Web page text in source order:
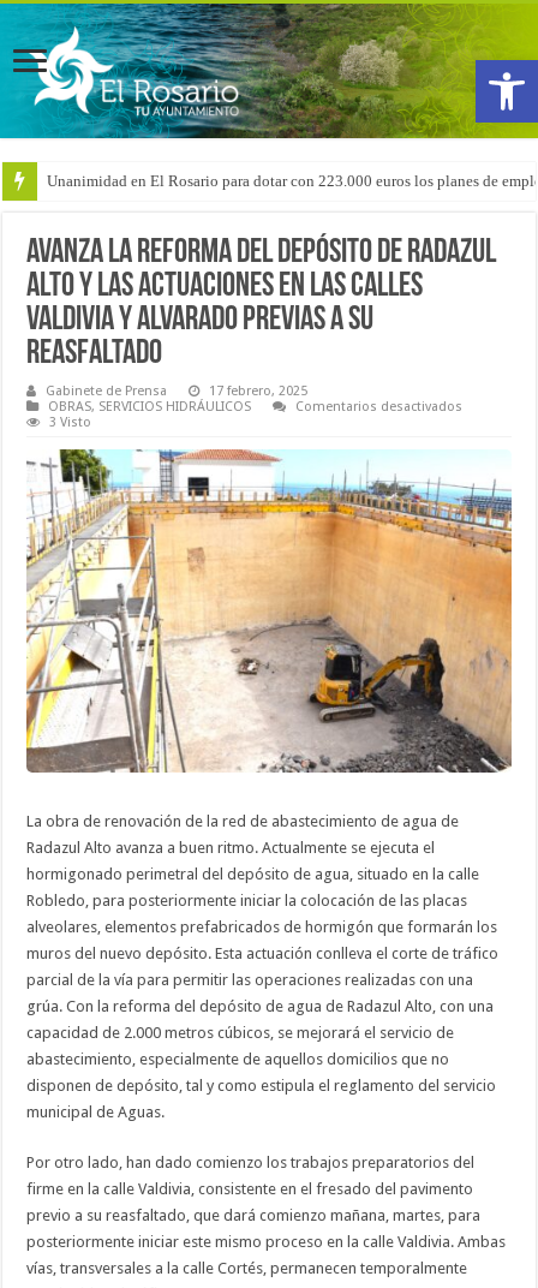
Abrir
Unanimidad en El Rosario para dotar con 223.000 euros los planes de
Avanza la reforma del depósito de Radazul
Alto y las actuaciones en las calles
Valdivia y Alvarado previas a su
reasfaltado
Gabinete de Prensa
17 febrero, 2025
OBRAS, SERVICIOS HIDRÁULICOS Comentarios desactivados
reforma
depósito
de
Radazul
Alto
y
Valdivia
Alvarado
reasfaltado
3 Visto
La obra de renovación de la red de abastecimiento de agua de
Radazul Alto avanza a buen ritmo. Actualmente se ejecuta el
hormigonado perimetral del depósito de agua, situado en la calle
Robledo, para posteriormente iniciar la colocación de las placas
alveolares, elementos prefabricados de hormigón que formarán los
muros del nuevo depósito. Esta actuación conlleva el corte de tráfico
parcial de la vía para permitir las operaciones realizadas con una
grúa. Con la reforma del depósito de agua de Radazul Alto, con una
capacidad de 2.000 metros cúbicos, se mejorará el servicio de
abastecimiento, especialmente de aquellos domicilios que no
disponen de depósito, tal y como estipula el reglamento del servicio
municipal de Aguas.
Por otro lado, han dado comienzo los trabajos preparatorios del
firme en la calle Valdivia, consistente en el fresado del pavimento
previo a su reasfaltado, que dará comienzo mañana, martes, para
posteriormente iniciar este mismo proceso en la calle Valdivia. Ambas
vías, transversales a la calle Cortés, permanecen temporalmente